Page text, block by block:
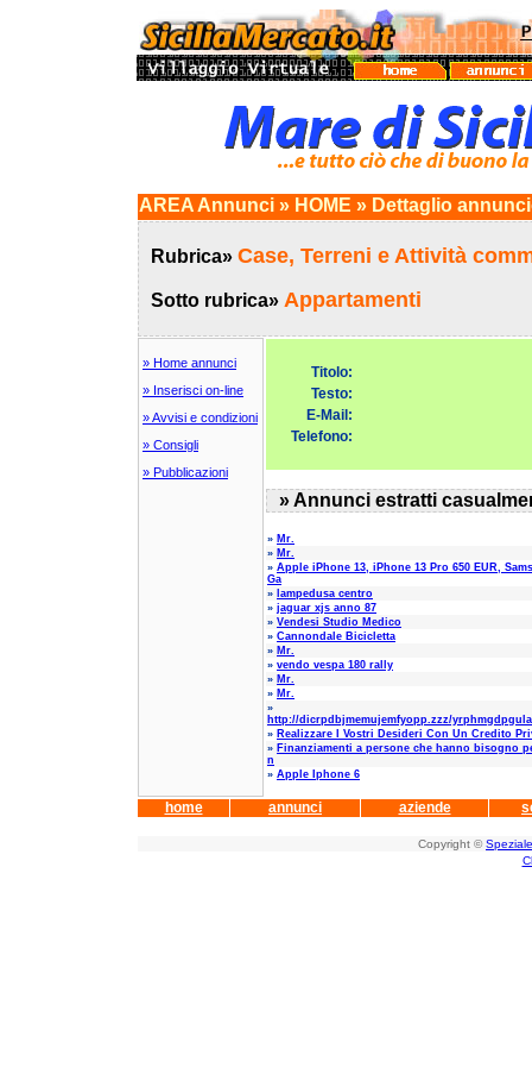
AREA Annunci » HOME » Dettaglio
Rubrica» Case, Terreni e Attività
Sotto rubrica» Appartamenti
» Home annunci
» Inserisci on-line
» Avvisi e condizioni
» Consigli
» Pubblicazioni
Titolo:
Testo:
E-Mail:
Telefono:
» Annunci estratti
» Mr.
» Mr.
» Apple iPhone 13, iPhone 13 Pro 650 EUR,
Ga
» lampedusa centro
» jaguar xjs anno 87
» Vendesi Studio Medico
» Cannondale Bicicletta
» Mr.
» vendo vespa 180 rally
» Mr.
» Mr.
»
http://dicrpdbjmemujemfyopp.zzz/
» Realizzare I Vostri Desideri Con Un Credito
» Finanziamenti a persone che hanno bisogno
n
» Apple Iphone 6
home annunci aziende
Copyright ©